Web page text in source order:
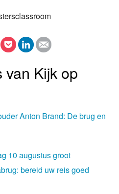
Kijk op
Anton Brand: De brug en
10 augustus groot
bereid uw reis goed